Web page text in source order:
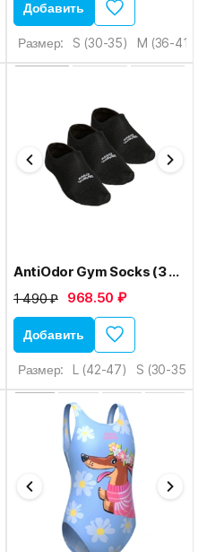
Добавить
Размер: S (30-35) M (36-41)
L (42-47)
AntiOdor Gym Socks (3 pair pack)
1 490 ₽ 968.50 ₽
Добавить
Размер: L (42-47) S (30-35)